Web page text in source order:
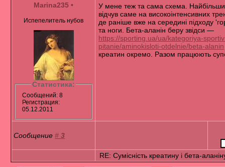
Marina235 •
Испепелитель нубов
Статистика:
Сообщений: 8
Регистрация:
05.12.2011
У мене теж та сама схема.
відчув саме на високоінтенсивних
де раніше вже на середині підходу
та ноги. Бета-аланін беру звідси —
https://sporting.ua/ua/kategoriya-
pitanie/aminokisloti-otdelnie/beta-alanin
креатин окремо. Разом працюють
Сообщение#3
RE: Сумісність креатину і бета-